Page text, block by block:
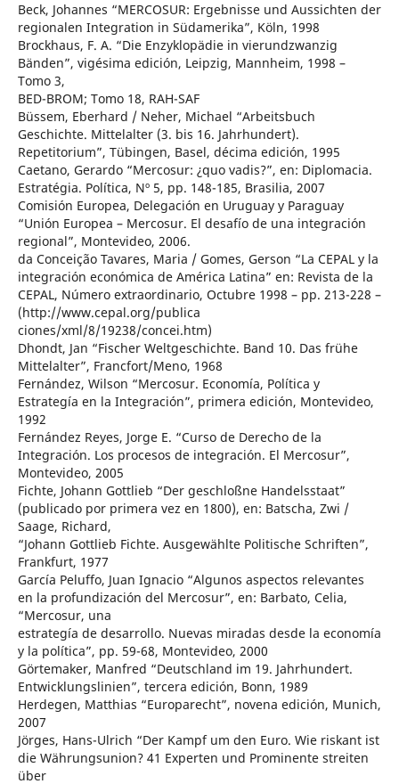
Beck, Johannes “MERCOSUR: Ergebnisse und Aussichten der
regionalen Integration in Südamerika”, Köln, 1998
Brockhaus, F. A. “Die Enzyklopädie in vierundzwanzig
Bänden”, vigésima edición, Leipzig, Mannheim, 1998 –
Tomo 3,
BED-BROM; Tomo 18, RAH-SAF
Büssem, Eberhard / Neher, Michael “Arbeitsbuch
Geschichte. Mittelalter (3. bis 16. Jahrhundert).
Repetitorium”, Tübingen, Basel, décima edición, 1995
Caetano, Gerardo “Mercosur: ¿quo vadis?”, en: Diplomacia.
Estratégia. Política, Nº 5, pp. 148-185, Brasilia, 2007
Comisión Europea, Delegación en Uruguay y Paraguay
“Unión Europea – Mercosur. El desafío de una integración
regional”, Montevideo, 2006.
da Conceição Tavares, Maria / Gomes, Gerson “La CEPAL y la
integración económica de América Latina” en: Revista de la
CEPAL, Número extraordinario, Octubre 1998 – pp. 213-228 –
(http://www.cepal.org/publica
ciones/xml/8/19238/concei.htm)
Dhondt, Jan “Fischer Weltgeschichte. Band 10. Das frühe
Mittelalter”, Francfort/Meno, 1968
Fernández, Wilson “Mercosur. Economía, Política y
Estrategía en la Integración”, primera edición, Montevideo,
1992
Fernández Reyes, Jorge E. “Curso de Derecho de la
Integración. Los procesos de integración. El Mercosur”,
Montevideo, 2005
Fichte, Johann Gottlieb “Der geschloßne Handelsstaat”
(publicado por primera vez en 1800), en: Batscha, Zwi /
Saage, Richard,
“Johann Gottlieb Fichte. Ausgewählte Politische Schriften”,
Frankfurt, 1977
García Peluffo, Juan Ignacio “Algunos aspectos relevantes
en la profundización del Mercosur”, en: Barbato, Celia,
“Mercosur, una
estrategía de desarrollo. Nuevas miradas desde la economía
y la política”, pp. 59-68, Montevideo, 2000
Görtemaker, Manfred “Deutschland im 19. Jahrhundert.
Entwicklungslinien”, tercera edición, Bonn, 1989
Herdegen, Matthias “Europarecht”, novena edición, Munich,
2007
Jörges, Hans-Ulrich “Der Kampf um den Euro. Wie riskant ist
die Währungsunion? 41 Experten und Prominente streiten
über